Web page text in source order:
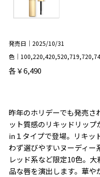
発売日｜2025/10/31
色｜
各￥6,490
昨年のホリデーでも発売さ
ット質感のリキッドリッ
in１タイプで登場。リキッ
わず選びやすいヌーディー
レッド系など限定10色。
品な唇を演出します。華